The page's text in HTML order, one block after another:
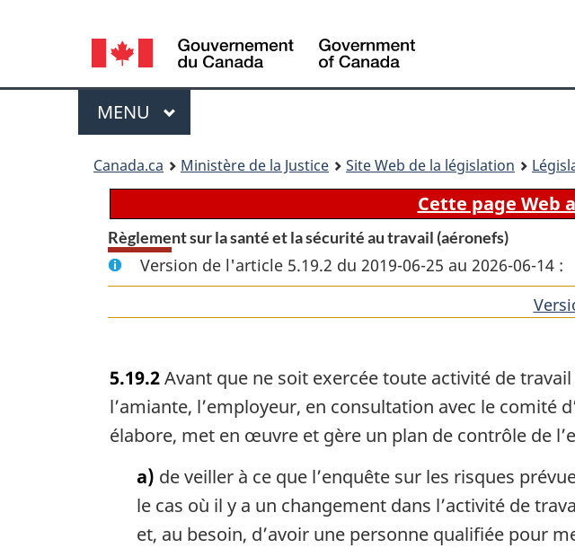
Language
selection
Menu
MENU PRINCIPAL
Canada.ca Ministère de la Justice Site Web de la législation
Cette page Web
Règlement sur la santé et la sécurité au travail (aéronefs)
Version de l'article 5.19.2 du 2019-06-25 au 2026-06-14 :
5.19.2Avant que ne soit exercée toute activité de
l’amiante, l’employeur, en consultation avec le
élabore, met en œuvre et gère un plan de contrôle de
a) de veiller à ce que l’enquête sur les risques
le cas où il y a un changement dans l’activité de
et, au besoin, d’avoir une personne qualifiée pour